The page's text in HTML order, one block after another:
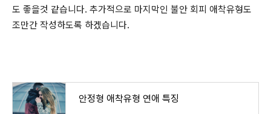
도 좋을것 같습니다. 추가적으로 마지막인 불안 회피 애착유형도
조만간 작성하도록 하겠습니다.
안정형 애착유형 연애 특징